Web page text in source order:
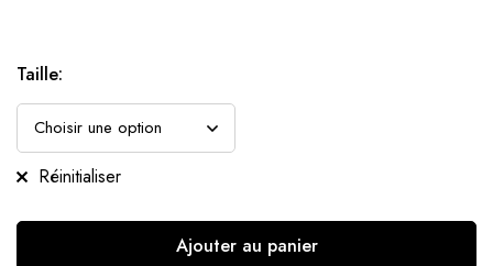
Taille:
Réinitialiser
Ajouter au panier